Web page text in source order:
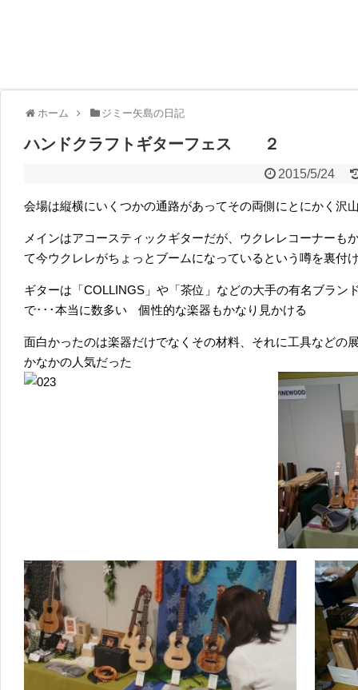
ホーム ジミー矢島の日記
ハンドクラフトギターフェス ２
2015/5/24
会場は縦横にいくつかの通路があってその両側にとにかく沢
メインはアコースティックギターだが、ウクレレコーナーも
て今ウクレレがちょっとブームになっているという噂を裏付
ギターは「COLLINGS」や「茶位」などの大手の有名ブラン
で･･･本当に数多い 個性的な楽器もかなり見かける
面白かったのは楽器だけでなくその材料、それに工具などの
かなかの人気だった